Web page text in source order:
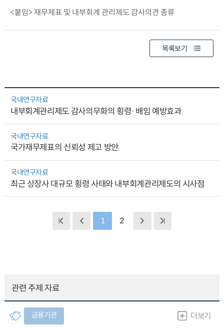
<붙임> 재무제표 및 내부회계 관리제도 감사의견 종류
목록보기
국내연구자료
내부회계관리제도 감사의무화의 횡령·배임 예방효과
국내연구자료
국가재무제표의 신뢰성 제고 방안
국내연구자료
최근 상장사 대규모 횡령 사태와 내부회계관리제도의 시사점
1 2
관련 주제 자료
금융기관 더보기